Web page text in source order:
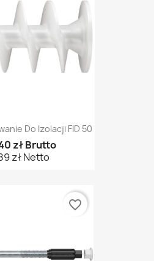
Do Izolacji FID 50
zł Brutto
zł Netto
favorite_border